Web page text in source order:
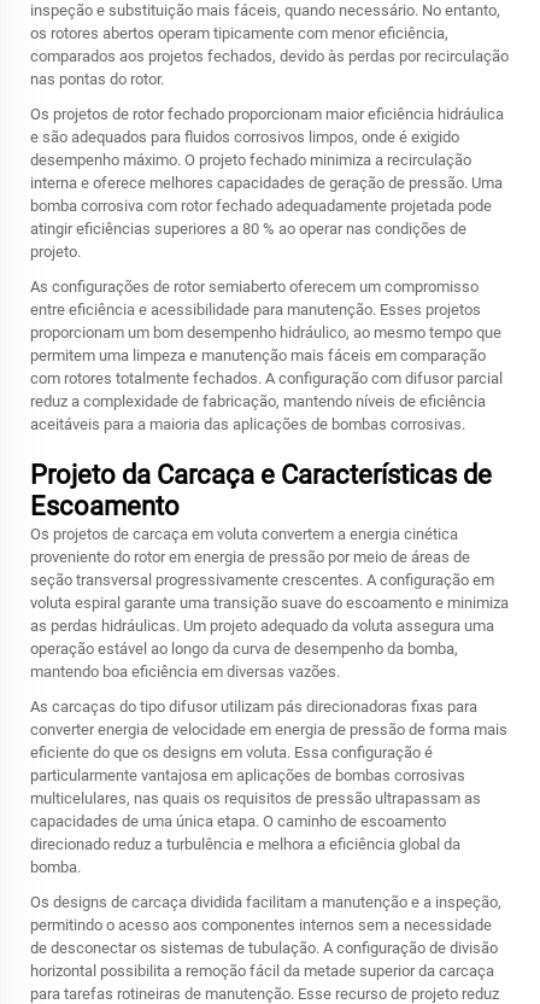
inspeção e substituição mais fáceis, quando necessário. No entanto,
os rotores abertos operam tipicamente com menor eficiência,
comparados aos projetos fechados, devido às perdas por recirculação
nas pontas do rotor.
Os projetos de rotor fechado proporcionam maior eficiência hidráulica
e são adequados para fluidos corrosivos limpos, onde é exigido
desempenho máximo. O projeto fechado minimiza a recirculação
interna e oferece melhores capacidades de geração de pressão. Uma
bomba corrosiva com rotor fechado adequadamente projetada pode
atingir eficiências superiores a 80 % ao operar nas condições de
projeto.
As configurações de rotor semiaberto oferecem um compromisso
entre eficiência e acessibilidade para manutenção. Esses projetos
proporcionam um bom desempenho hidráulico, ao mesmo tempo que
permitem uma limpeza e manutenção mais fáceis em comparação
com rotores totalmente fechados. A configuração com difusor parcial
reduz a complexidade de fabricação, mantendo níveis de eficiência
aceitáveis para a maioria das aplicações de bombas corrosivas.
Projeto da Carcaça e Características de
Escoamento
Os projetos de carcaça em voluta convertem a energia cinética
proveniente do rotor em energia de pressão por meio de áreas de
seção transversal progressivamente crescentes. A configuração em
voluta espiral garante uma transição suave do escoamento e minimiza
as perdas hidráulicas. Um projeto adequado da voluta assegura uma
operação estável ao longo da curva de desempenho da bomba,
mantendo boa eficiência em diversas vazões.
As carcaças do tipo difusor utilizam pás direcionadoras fixas para
converter energia de velocidade em energia de pressão de forma mais
eficiente do que os designs em voluta. Essa configuração é
particularmente vantajosa em aplicações de bombas corrosivas
multicelulares, nas quais os requisitos de pressão ultrapassam as
capacidades de uma única etapa. O caminho de escoamento
direcionado reduz a turbulência e melhora a eficiência global da
bomba.
Os designs de carcaça dividida facilitam a manutenção e a inspeção,
permitindo o acesso aos componentes internos sem a necessidade
de desconectar os sistemas de tubulação. A configuração de divisão
horizontal possibilita a remoção fácil da metade superior da carcaça
para tarefas rotineiras de manutenção. Esse recurso de projeto reduz